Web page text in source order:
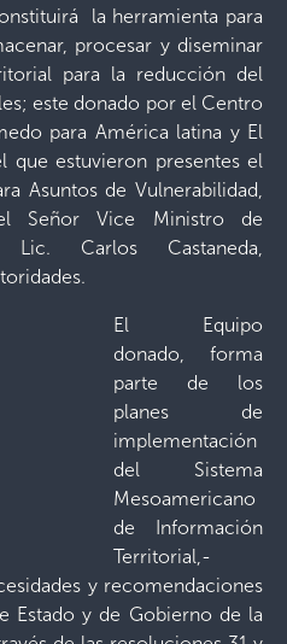
la herramienta para
procesar y diseminar
para la reducción del
este donado por el Centro
para América latina y El
que estuvieron presentes el
Asuntos de Vulnerabilidad,
Señor Vice Ministro de
Lic. Carlos Castaneda,
El Equipo
donado, forma
parte de los
planes de
implementación
del Sistema
Mesoamericano
de Información
Territorial,-
y recomendaciones
Estado y de Gobierno de la